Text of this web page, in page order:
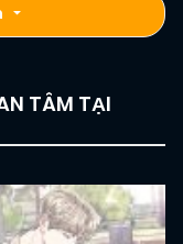
TÂM TẠI